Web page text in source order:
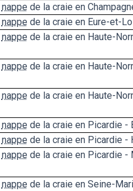
nappe de la craie en
nappe de la craie en Eure-et-
nappe de la craie en Haute-
nappe de la craie en Haute-
nappe de la craie en Haute-
nappe de la craie en Picardie -
nappe de la craie en Picardie -
nappe de la craie en Picardie -
nappe de la craie en Seine-